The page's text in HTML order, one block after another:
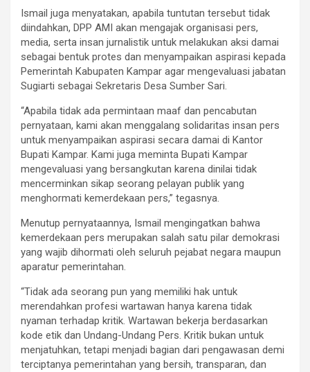
Ismail juga menyatakan, apabila tuntutan tersebut tidak
diindahkan, DPP AMI akan mengajak organisasi pers,
media, serta insan jurnalistik untuk melakukan aksi damai
sebagai bentuk protes dan menyampaikan aspirasi kepada
Pemerintah Kabupaten Kampar agar mengevaluasi jabatan
Sugiarti sebagai Sekretaris Desa Sumber Sari.
“Apabila tidak ada permintaan maaf dan pencabutan
pernyataan, kami akan menggalang solidaritas insan pers
untuk menyampaikan aspirasi secara damai di Kantor
Bupati Kampar. Kami juga meminta Bupati Kampar
mengevaluasi yang bersangkutan karena dinilai tidak
mencerminkan sikap seorang pelayan publik yang
menghormati kemerdekaan pers,” tegasnya.
Menutup pernyataannya, Ismail mengingatkan bahwa
kemerdekaan pers merupakan salah satu pilar demokrasi
yang wajib dihormati oleh seluruh pejabat negara maupun
aparatur pemerintahan.
“Tidak ada seorang pun yang memiliki hak untuk
merendahkan profesi wartawan hanya karena tidak
nyaman terhadap kritik. Wartawan bekerja berdasarkan
kode etik dan Undang-Undang Pers. Kritik bukan untuk
menjatuhkan, tetapi menjadi bagian dari pengawasan demi
terciptanya pemerintahan yang bersih, transparan, dan